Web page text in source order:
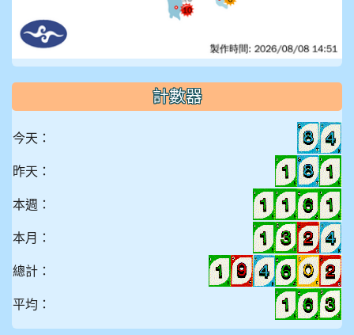
計數器
今天：
昨天：
本週：
本月：
總計：
平均：